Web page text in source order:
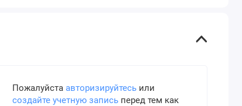
Пожалуйста авторизируйтесьили
создайте учетную записьперед тем как